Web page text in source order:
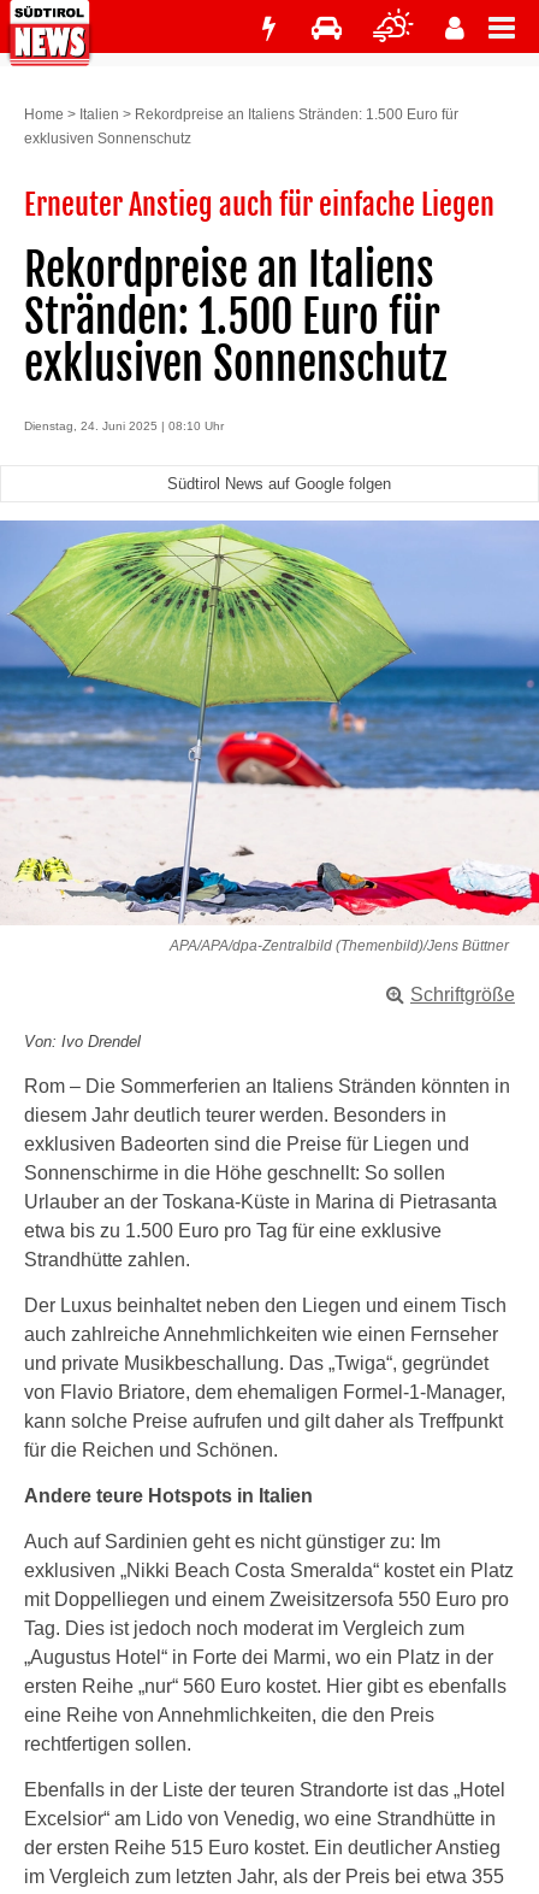
Home > Italien > Rekordpreise an Italiens Stränden: 1.500 Euro für
exklusiven Sonnenschutz
Erneuter Anstieg auch für einfache Liegen
Rekordpreise an Italiens
Stränden: 1.500 Euro für
exklusiven Sonnenschutz
Dienstag, 24. Juni 2025 | 08:10 Uhr
Südtirol News auf Google folgen
APA/APA/dpa-Zentralbild (Themenbild)/Jens Büttner
Schriftgröße
Von: Ivo Drendel
Rom – Die Sommerferien an Italiens Stränden könnten in
diesem Jahr deutlich teurer werden. Besonders in
exklusiven Badeorten sind die Preise für Liegen und
Sonnenschirme in die Höhe geschnellt: So sollen
Urlauber an der Toskana-Küste in Marina di Pietrasanta
etwa bis zu 1.500 Euro pro Tag für eine exklusive
Strandhütte zahlen.
Der Luxus beinhaltet neben den Liegen und einem Tisch
auch zahlreiche Annehmlichkeiten wie einen Fernseher
und private Musikbeschallung. Das „Twiga“, gegründet
von Flavio Briatore, dem ehemaligen Formel-1-Manager,
kann solche Preise aufrufen und gilt daher als Treffpunkt
für die Reichen und Schönen.
Andere teure Hotspots in Italien
Auch auf Sardinien geht es nicht günstiger zu: Im
exklusiven „Nikki Beach Costa Smeralda“ kostet ein Platz
mit Doppelliegen und einem Zweisitzersofa 550 Euro pro
Tag. Dies ist jedoch noch moderat im Vergleich zum
„Augustus Hotel“ in Forte dei Marmi, wo ein Platz in der
ersten Reihe „nur“ 560 Euro kostet. Hier gibt es ebenfalls
eine Reihe von Annehmlichkeiten, die den Preis
rechtfertigen sollen.
Ebenfalls in der Liste der teuren Strandorte ist das „Hotel
Excelsior“ am Lido von Venedig, wo eine Strandhütte in
der ersten Reihe 515 Euro kostet. Ein deutlicher Anstieg
im Vergleich zum letzten Jahr, als der Preis bei etwa 355